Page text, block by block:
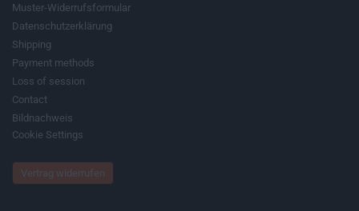
Muster-Widerrufsformular
Datenschutzerklärung
Shipping
Payment methods
Loss of session
Contact
Bildnachweis
Cookie Settings
Vertrag widerrufen